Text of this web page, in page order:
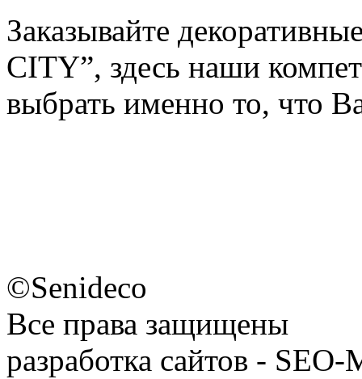
Заказывайте
CITY”, здесь наши
выбрать именно то, что
©Senideco
Все права защищены
разработка сайтов - SEO-